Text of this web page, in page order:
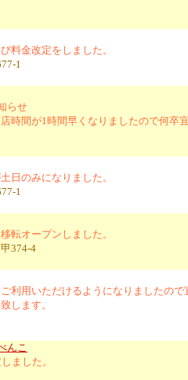
料金改定をしました。
1
らせ
時間が1時間早くなりましたので何卒
日のみになりました。
1
転オープンしました。
374-4
利用いただけるようになりましたの
します。
んこ
ました。